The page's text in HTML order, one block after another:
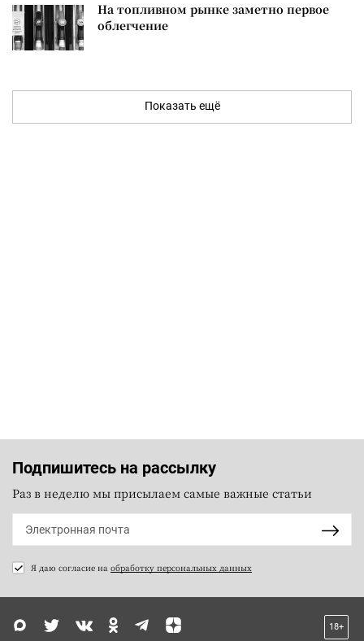
На топливном рынке заметно первое
облегчение
Показать ещё
Подпишитесь на рассылку
Раз в неделю мы присылаем самые важные статьи
Я даю согласие на обработку персональных данных
18+